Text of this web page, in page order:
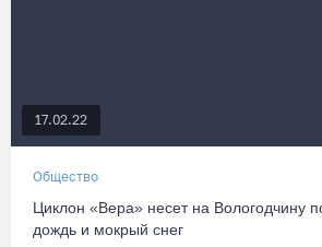
17.02.22
Общество
Циклон «Вера» несет на Вологодчину
дождь и мокрый снег